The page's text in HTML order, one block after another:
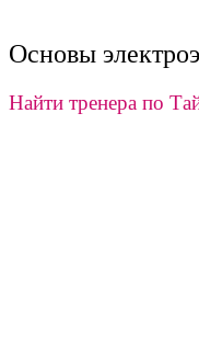
Основы
Найти тренера по